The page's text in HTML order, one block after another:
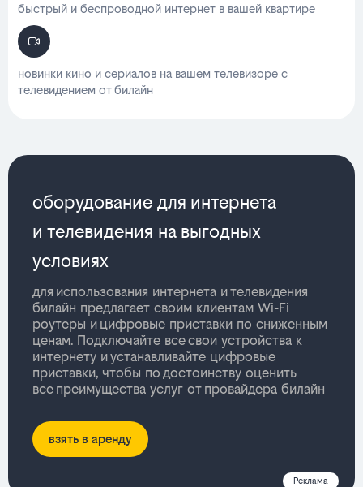
быстрый и беспроводной интернет в вашей квартире
новинки кино и сериалов на вашем телевизоре с
телевидением от билайн
оборудование для интернета
и телевидения на выгодных
условиях
для использования интернета и телевидения
билайн предлагает своим клиентам Wi-Fi
роутеры и цифровые приставки по сниженным
ценам. Подключайте все свои устройства к
интернету и устанавливайте цифровые
приставки, чтобы по достоинству оценить
все преимущества услуг от провайдера билайн
взять в аренду
Реклама